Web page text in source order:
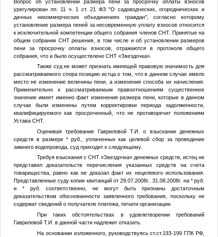
Вопрос об установлении размера пени за просрочку оплаты взносов
урегулирован пп. 11 ч. 1 ст. 21 ФЗ "О садоводческих, огороднических и
дачных некоммерческих объединениях граждан", согласно которому
установление размера пеней за несовременную уплату взносов относится
к исключительной компетенции общего собрания членов СНТ. Принятые на
общем собрании СНТ решения, в том числе и об установлении размеров
пени за просрочку оплаты взносов, отражаются в протоколе общего
собрания, что и было осуществлено СНТ «Звездочка».
Также суд не может признать имеющей правовую значимость для
рассматриваемого спора позицию истца о том, что в данном случае имело
место не изменение величины пени, а изменение способа их начисления.
Применительно к рассматриваемым правоотношениям существенное
значение имеет именно факт изменения размера пени, которые в данном
случае были изменены путем корректировки периода задолженности,
квалифицируемого как просроченный, что не противоречит положениям
Устава СНТ.
Оценивая требование Гавриловой Т.И. о взыскании денежных
средств в размере *руб., уплаченных как целевой сбор за проведение
зимнего водопровода, суд приходит к следующему.
Требуя взыскания с СНТ «Звездочка» денежных средств, истец не
представил доказательств перечисления указанных средств на счета
товарищества, равно как не доказал факт их нецелевого использования.
Представленные суду копии квитанций от 29.07.2008г.. 31.08.2008г. на *руб.
и *руб. соответственно, не могут быть признаны достаточным
доказательством обоснованности заявленного требования, поскольку не
содержат сведений о получателе платежа, печати организации.
При таких обстоятельствах в удовлетворении требований
Гавриловой Т.И. в данной части надлежит отказать.
На основании изложенного, руководствуясь ст.ст.193-199 ГПК РФ,